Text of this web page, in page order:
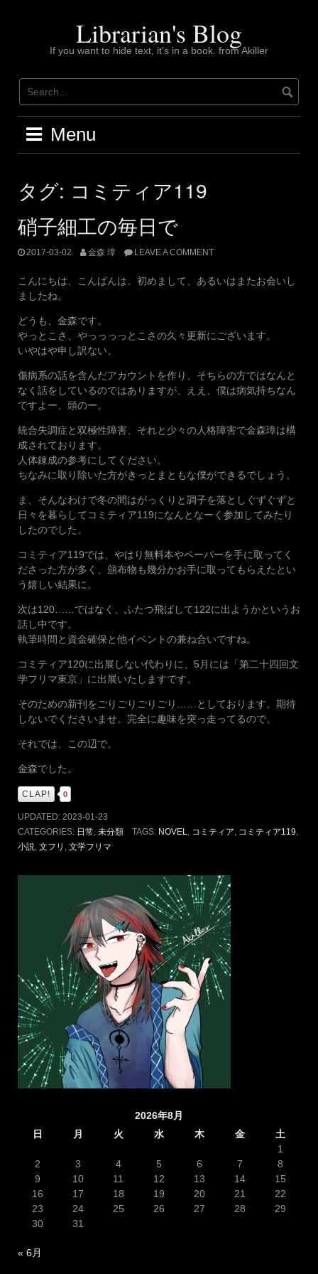
Librarian's Blog
If you want to hide text, it's in a book. from Akiller
Menu
タグ: コミティア119
硝子細工の毎日で
2017-03-02 金森 璋 LEAVE A COMMENT
こんにちは、こんばんは。初めまして、あるいはまたお会いし
ましたね。
どうも、金森です。
やっとこさ、やっっっっとこさの久々更新にございます。
いやはや申し訳ない。
傷病系の話を含んだアカウントを作り、そちらの方ではなんと
なく話をしているのではありますが、ええ、僕は病気持ちなん
ですよー、頭のー。
統合失調症と双極性障害、それと少々の人格障害で金森璋は構
成されております。
人体錬成の参考にしてください。
ちなみに取り除いた方がきっとまともな僕ができるでしょう。
ま、そんなわけで冬の間はがっくりと調子を落としぐずぐずと
日々を暮らしてコミティア119になんとなーく参加してみたり
したのでした。
コミティア119では、やはり無料本やペーパーを手に取ってく
ださった方が多く、頒布物も幾分かお手に取ってもらえたとい
う嬉しい結果に。
次は120……ではなく、ふたつ飛ばして122に出ようかというお
話し中です。
執筆時間と資金確保と他イベントの兼ね合いですね。
コミティア120に出展しない代わりに、5月には「第二十四回文
学フリマ東京」に出展いたしますです。
そのための新刊をごりごりごりごり……としております。期待
しないでくださいませ。完全に趣味を突っ走ってるので。
それでは、この辺で。
金森でした。
CLAP! 0
UPDATED: 2023-01-23
CATEGORIES: 日常, 未分類 TAGS: NOVEL, コミティア, コミティア119,
小説, 文フリ , 文学フリマ
2026年8月
日
月 火 水 木 金
土
1
2
3 4 5 6 7
8
9
10 11 12 13 14
15
16
17 18 19 20 21
22
23
24 25 26 27 28
29
30
31
« 6月